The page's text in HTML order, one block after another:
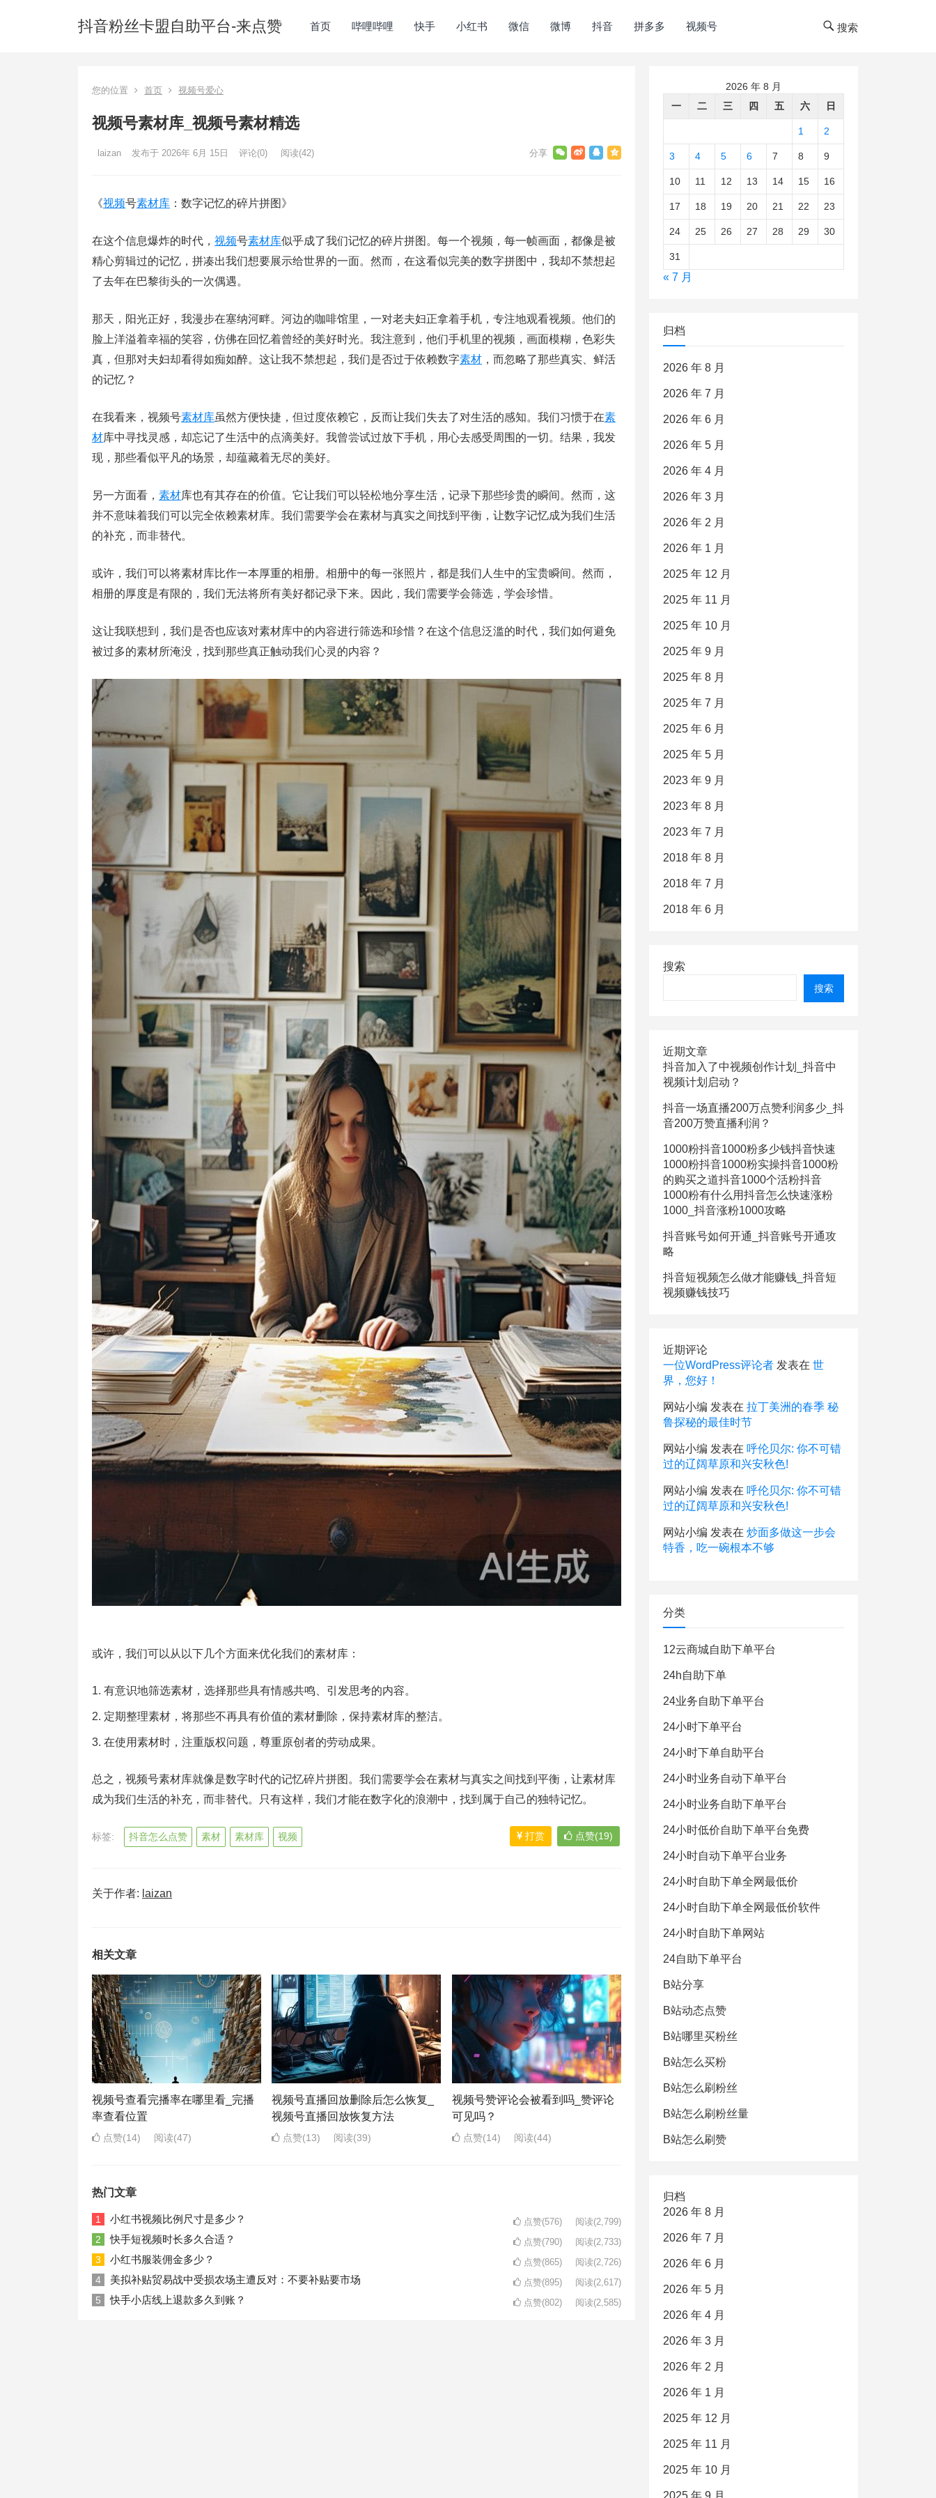
抖音粉丝卡盟自助平台-来点赞 首页 哔哩哔哩 快手 小红书 微信 微博 抖音 拼多多 视频号 搜索
您的位置 首页 视频号爱心
视频号素材库_视频号素材精选
laizan 发布于 2026年 6月 15日 评论(0) 阅读(42)
《视频号素材库 ：数字记忆的碎片拼图》
在这个信息爆炸的时代， 视频号素材库似乎成了我们记忆的碎片拼图。每一个视频，每一帧画面，都像是被
精心剪辑过的记忆，拼凑出我们想要展示给世界的一面。然而，在这看似完美的数字拼图中，我却不禁想起
了去年在巴黎街头的一次偶遇。
那天，阳光正好，我漫步在塞纳河畔。河边的咖啡馆里，一对老夫妇正拿着手机，专注地观看视频。他们的
脸上洋溢着幸福的笑容，仿佛在回忆着曾经的美好时光。我注意到，他们手机里的视频，画面模糊，色彩失
真，但那对夫妇却看得如痴如醉。这让我不禁想起，我们是否过于依赖数字素材 ，而忽略了那些真实、鲜活
的记忆？
在我看来，视频号素材库虽然方便快捷，但过度依赖它，反而让我们失去了对生活的感知。我们习惯于在素
材库中寻找灵感，却忘记了生活中的点滴美好。我曾尝试过放下手机，用心去感受周围的一切。结果，我发
现，那些看似平凡的场景，却蕴藏着无尽的美好。
另一方面看， 素材库也有其存在的价值。它让我们可以轻松地分享生活，记录下那些珍贵的瞬间。然而，这
并不意味着我们可以完全依赖素材库。我们需要学会在素材与真实之间找到平衡，让数字记忆成为我们生活
的补充，而非替代。
或许，我们可以将素材库比作一本厚重的相册。相册中的每一张照片，都是我们人生中的宝贵瞬间。然而，
相册的厚度是有限的，我们无法将所有美好都记录下来。因此，我们需要学会筛选，学会珍惜。
这让我联想到，我们是否也应该对素材库中的内容进行筛选和珍惜？在这个信息泛滥的时代，我们如何避免
被过多的素材所淹没，找到那些真正触动我们心灵的内容？
或许，我们可以从以下几个方面来优化我们的素材库：
有意识地筛选素材，选择那些具有情感共鸣、引发思考的内容。
定期整理素材，将那些不再具有价值的素材删除，保持素材库的整洁。
在使用素材时，注重版权问题，尊重原创者的劳动成果。
总之，视频号素材库就像是数字时代的记忆碎片拼图。我们需要学会在素材与真实之间找到平衡，让素材库
成为我们生活的补充，而非替代。只有这样，我们才能在数字化的浪潮中，找到属于自己的独特记忆。
标签: 抖音怎么点赞 素材 素材库 视频 打赏 点赞(19)
关于作者: laizan
相关文章
视频号查看完播率在哪里看_完播
率查看位置
点赞(14) 阅读(47)
视频号直播回放删除后怎么恢复_
视频号直播回放恢复方法
点赞(13) 阅读(39)
视频号赞评论会被看到吗_赞评论
可见吗？
点赞(14) 阅读(44)
热门文章
1 小红书视频比例尺寸是多少？ 点赞(576) 阅读(2,799)
2 快手短视频时长多久合适？ 点赞(790) 阅读(2,733)
3 小红书服装佣金多少？ 点赞(865) 阅读(2,726)
4 美拟补贴贸易战中受损农场主遭反对：不要补贴要市场 点赞(895) 阅读(2,617)
5 快手小店线上退款多久到账？ 点赞(802) 阅读(2,585)
2026 年 8 月
一
二 三 四 五 六 日
1 2
3 4 5 6 7 8 9
10 11 12 13 14 15 16
17 18 19 20 21 22 23
24 25 26 27 28 29 30
31
« 7 月
归档
2026 年 8 月
2026 年 7 月
2026 年 6 月
2026 年 5 月
2026 年 4 月
2026 年 3 月
2026 年 2 月
2026 年 1 月
2025 年 12 月
2025 年 11 月
2025 年 10 月
2025 年 9 月
2025 年 8 月
2025 年 7 月
2025 年 6 月
2025 年 5 月
2023 年 9 月
2023 年 8 月
2023 年 7 月
2018 年 8 月
2018 年 7 月
2018 年 6 月
搜索
搜索
近期文章
抖音加入了中视频创作计划_抖音中
视频计划启动？
抖音一场直播200万点赞利润多少_抖
音200万赞直播利润？
1000粉抖音1000粉多少钱抖音快速
1000粉抖音1000粉实操抖音1000粉
的购买之道抖音1000个活粉抖音
1000粉有什么用抖音怎么快速涨粉
1000_抖音涨粉1000攻略
抖音账号如何开通_抖音账号开通攻
略
抖音短视频怎么做才能赚钱_抖音短
视频赚钱技巧
近期评论
一位WordPress评论者 发表在 世
界，您好！
网站小编 发表在 拉丁美洲的春季 秘
鲁探秘的最佳时节
网站小编 发表在 呼伦贝尔: 你不可错
过的辽阔草原和兴安秋色!
网站小编 发表在 呼伦贝尔: 你不可错
过的辽阔草原和兴安秋色!
网站小编 发表在 炒面多做这一步会
特香，吃一碗根本不够
分类
12云商城自助下单平台
24h自助下单
24业务自助下单平台
24小时下单平台
24小时下单自助平台
24小时业务自动下单平台
24小时业务自助下单平台
24小时低价自助下单平台免费
24小时自动下单平台业务
24小时自助下单全网最低价
24小时自助下单全网最低价软件
24小时自助下单网站
24自助下单平台
B站分享
B站动态点赞
B站哪里买粉丝
B站怎么买粉
B站怎么刷粉丝
B站怎么刷粉丝量
B站怎么刷赞
归档
2026 年 8 月
2026 年 7 月
2026 年 6 月
2026 年 5 月
2026 年 4 月
2026 年 3 月
2026 年 2 月
2026 年 1 月
2025 年 12 月
2025 年 11 月
2025 年 10 月
2025 年 9 月